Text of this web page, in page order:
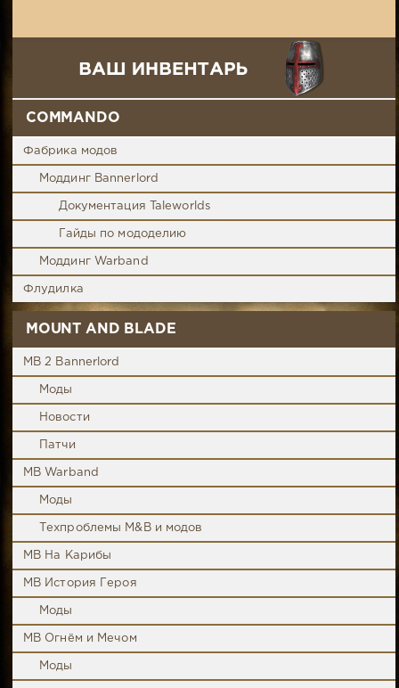
COMMANDO
Фабрика модов
Моддинг Bannerlord
Документация Taleworlds
Гайды по мододелию
Моддинг Warband
Флудилка
MOUNT AND BLADE
MB 2 Bannerlord
Моды
Новости
Патчи
MB Warband
Моды
Техпроблемы M&B и модов
MB На Карибы
MB История Героя
Моды
MB Огнём и Мечом
Моды